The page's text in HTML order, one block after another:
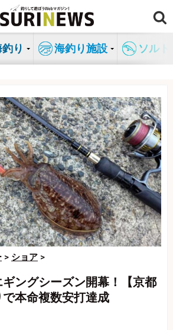
り 海釣り施設 ソル
> ショア >
ングシーズン開幕！【京都
本命複数安打達成